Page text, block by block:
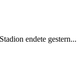
endete gestern...